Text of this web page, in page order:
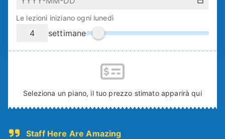
Le lezioni iniziano ogni lunedì
settimane
Seleziona un piano, il tuo prezzo stimato apparirà qui
Staff Here Are Amazing